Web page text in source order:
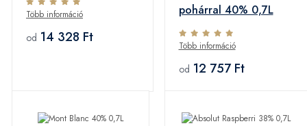
Több információ
od 14 328 Ft
pohárral 40% 0,7L
Több információ
od 12 757 Ft